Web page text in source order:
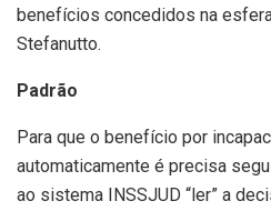
benefícios concedidos na
Stefanutto.
Padrão
Para que o benefício por
automaticamente é precisa
ao sistema INSSJUD “ler” a